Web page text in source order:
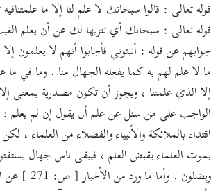
قوله تعالى : قالوا سبحانك لا علم لنا إلا ما
قوله تعالى : سبحانك أي تنزيها لك عن أن يعلم
جوابهم عن قوله : أنبئوني فأجابوا أنهم لا يعلمون
ما لا علم لهم به كما يفعله الجهال منا . وما في
إلا الذي علمتنا ، ويجوز أن تكون مصدرية بمعنى إلا
الواجب على من سئل عن علم أن يقول إن لم يعلم :
اقتداء بالملائكة والأنبياء والفضلاء من العلماء ،
بموت العلماء يقبض العلم ، فيبقى ناس جهال
ويضلون .